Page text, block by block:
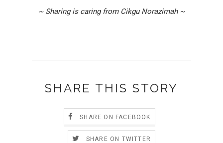
~ Sharing is caring from Cikgu Norazimah ~
SHARE THIS STORY
SHARE ON FACEBOOK
SHARE ON TWITTER